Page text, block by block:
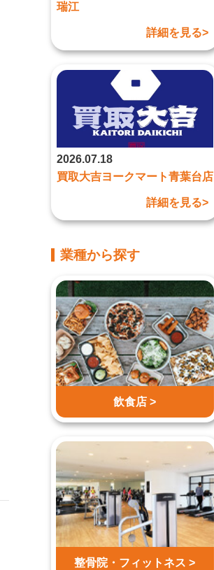
瑞江
詳細を見る>
2026.07.18
買取大吉ヨークマート青葉台店
詳細を見る>
業種から探す
飲食店 >
整骨院・ フィットネス >